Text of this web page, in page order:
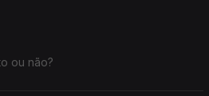
ou não?